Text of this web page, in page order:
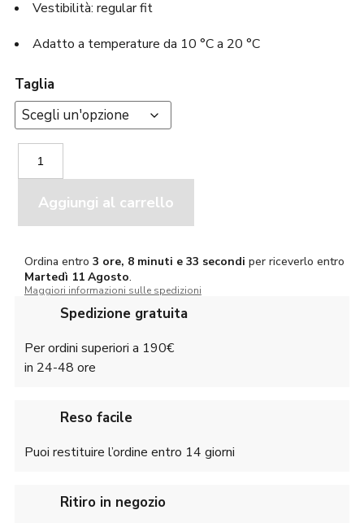
Vestibilità: regular fit
Adatto a temperature da 10 °C a 20 °C
Taglia
Beretta
mezzo
Marrone
P3311
Aggiungi al carrello
Ordina entro 3 ore, 8 minuti e 33 secondi per riceverlo entro
Martedì 11 Agosto.
Maggiori informazioni sulle spedizioni
Spedizione gratuita
Per ordini superiori a 190€
in 24-48 ore
Reso facile
Puoi restituire l’ordine entro 14 giorni
Ritiro in negozio